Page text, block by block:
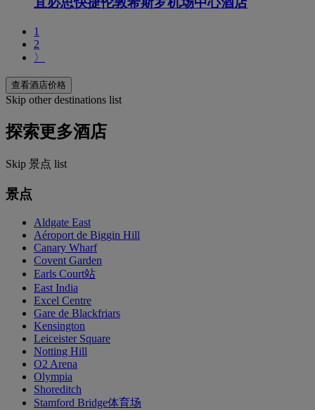
1
2
〉
查看酒店价格
Skip other destinations list
探索更多酒店
Skip 景点 list
景点
Aldgate East
Aéroport de Biggin Hill
Canary Wharf
Covent Garden
Earls Court站
East India
Excel Centre
Gare de Blackfriars
Kensington
Leiceister Square
Notting Hill
O2 Arena
Olympia
Shoreditch
Stamford Bridge体育场